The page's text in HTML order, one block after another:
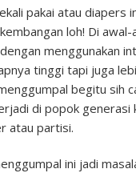
pakai atau diapers
loh! Di awal-
menggunakan
tinggi tapi juga
begitu sih
di popok generasi
atau partisi.
ini jadi